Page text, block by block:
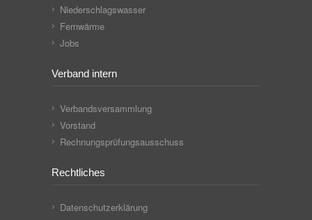
Niederschlagswasser
Fernwärme
Jobs
Verband intern
Verbandsversammlung
Vorstand
Rechnungsprüfungsausschuss
Rechtliches
Datenschutzerklärung